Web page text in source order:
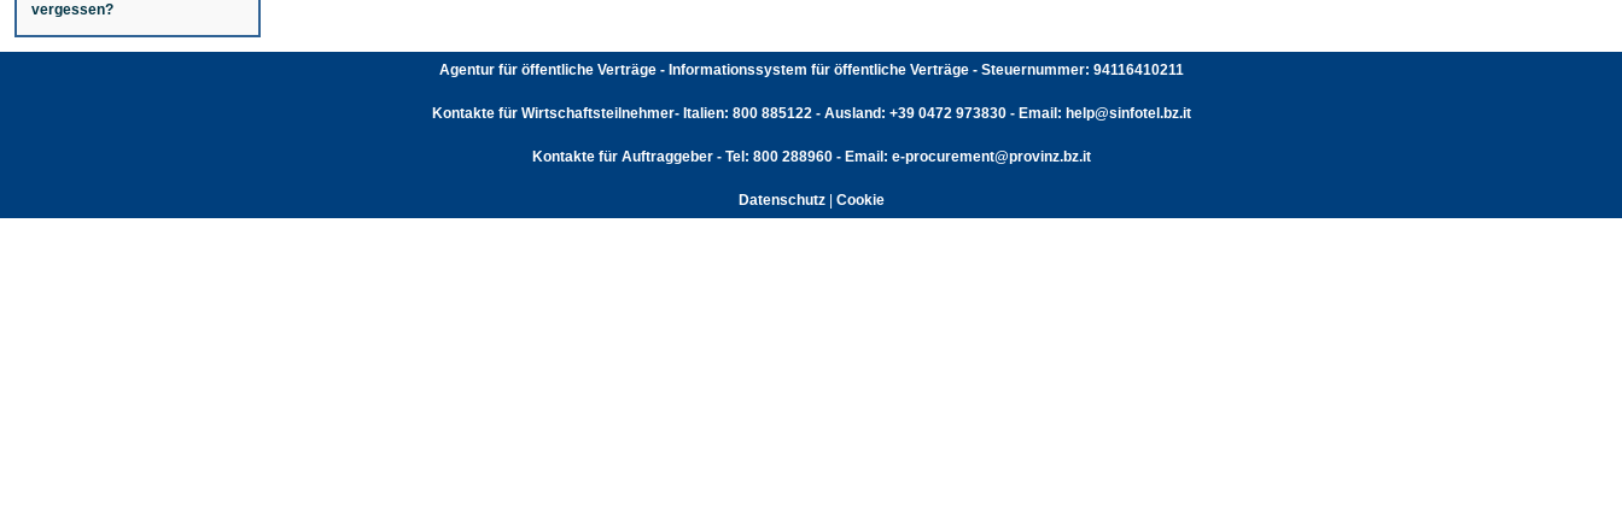
vergessen?
Agentur für öffentliche Verträge - Informationssystem für öffentliche Verträge - Steuernummer: 94116410211
Kontakte für Wirtschaftsteilnehmer- Italien: 800 885122 - Ausland: +39 0472 973830 - Email: help@sinfotel.bz.it
Kontakte für Auftraggeber - Tel: 800 288960 - Email: e-procurement@provinz.bz.it
Datenschutz| Cookie